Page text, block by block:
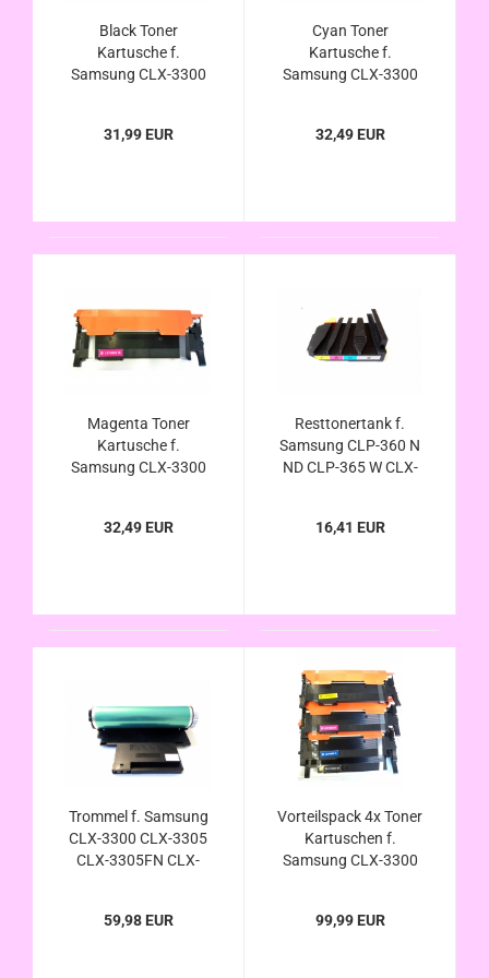
Black Toner
Kartusche f.
Samsung CLX-3300
3305FW CLX-3305W
31,99 EUR
Cyan Toner
Kartusche f.
Samsung CLX-3300
3305FW CLX-3305W
32,49 EUR
Magenta Toner
Kartusche f.
Samsung CLX-3300
3305FW CLX-3305W
32,49 EUR
Resttonertank f.
Samsung CLP-360 N
ND CLP-365 W CLX-
Xpress C460 W FW
16,41 EUR
Trommel f. Samsung
CLX-3300 CLX-3305
CLX-3305FN CLX-
R406/SEE )auch
59,98 EUR
Vorteilspack 4x Toner
Kartuschen f.
Samsung CLX-3300
3305FW CLX-3305W
99,99 EUR